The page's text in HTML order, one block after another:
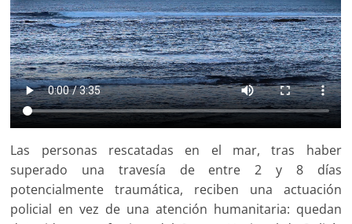
Las personas rescatadas en el mar, tras haber
superado una travesía de entre 2 y 8 días
potencialmente traumática, reciben una actuación
policial en vez de una atención humanitaria: quedan